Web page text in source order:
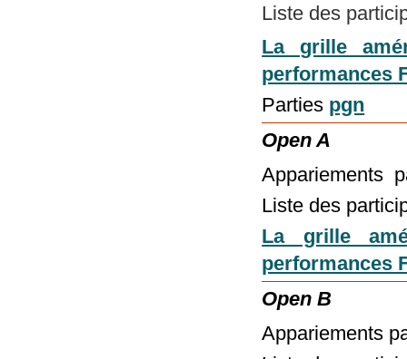
Liste des
La grille
performances
Parties pgn
Open A
Appariements
Liste des
La grille
performances
Open B
Appariements